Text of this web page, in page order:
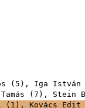
( 5 ), Iga István
( 7 ), Stein
( 1 ), Kovács Edit